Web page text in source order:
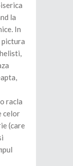
la
In
pictura
racla
celor
(care